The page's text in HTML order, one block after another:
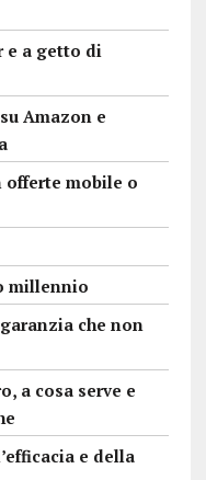
e a getto di
Amazon e
mobile o
millennio
che non
a cosa serve e
e della